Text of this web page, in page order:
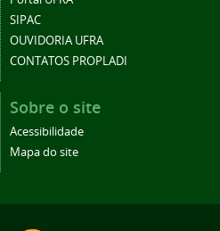
SIPAC
OUVIDORIA UFRA
CONTATOS PROPLADI
Sobre o site
Acessibilidade
Mapa do site